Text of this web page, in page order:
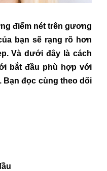
điểm nét trên gương
bạn sẽ rạng rõ hơn
Và dưới đây là cách
bắt đầu phù hợp với
đọc cùng theo dõi